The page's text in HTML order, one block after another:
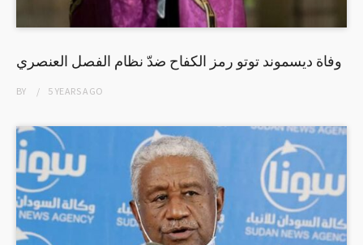
وفاة ديسموند توتو رمز الكفاح ضدّ نظام الفصل العنصري
BY 5 YEARSAGO